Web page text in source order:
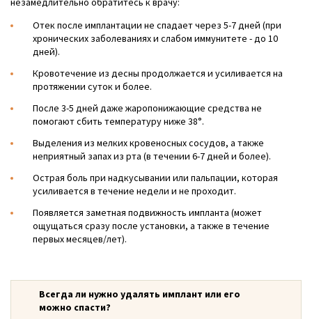
Отек после имплантации не спадает через 5-7 дней (при
хронических заболеваниях и слабом иммунитете - до 10
дней).
Кровотечение из десны продолжается и усиливается на
протяжении суток и более.
После 3-5 дней даже жаропонижающие средства не
помогают сбить температуру ниже 38°.
Выделения из мелких кровеносных сосудов, а также
неприятный запах из рта (в течении 6-7 дней и более).
Острая боль при надкусывании или пальпации, которая
усиливается в течение недели и не проходит.
Появляется заметная подвижность импланта (может
ощущаться сразу после установки, а также в течение
первых месяцев/лет).
Всегда ли нужно удалять имплант или его
можно спасти?